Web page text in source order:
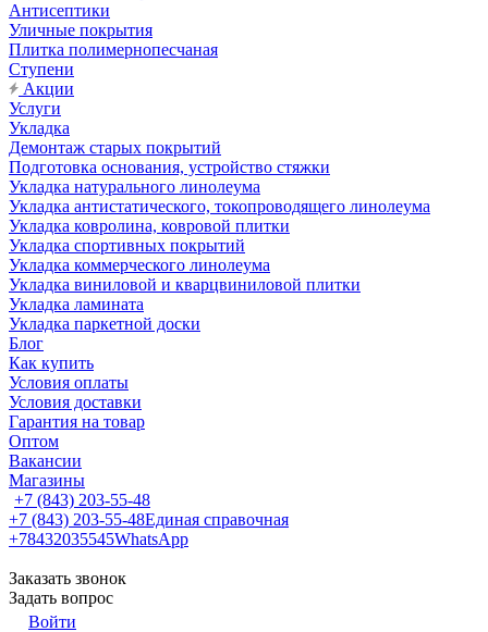
Антисептики
Уличные покрытия
Плитка полимернопесчаная
Ступени
Акции
Услуги
Укладка
Демонтаж старых покрытий
Подготовка основания, устройство стяжки
Укладка натурального линолеума
Укладка антистатического, токопроводящего линолеума
Укладка ковролина, ковровой плитки
Укладка спортивных покрытий
Укладка коммерческого линолеума
Укладка виниловой и кварцвиниловой плитки
Укладка ламината
Укладка паркетной доски
Блог
Как купить
Условия оплаты
Условия доставки
Гарантия на товар
Оптом
Вакансии
Магазины
+7 (843) 203-55-48
+7 (843) 203-55-48Единая справочная
+78432035545WhatsApp
Заказать звонок
Задать вопрос
Войти